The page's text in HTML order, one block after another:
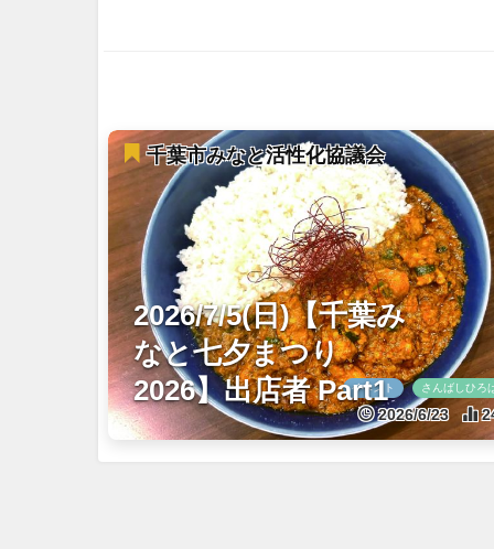
千葉市みなと活性化協議会
2026/7/5(日)【千葉み
なと七夕まつり
2026】出店者 Part1
イベント さんばしひろ
2026/6/23